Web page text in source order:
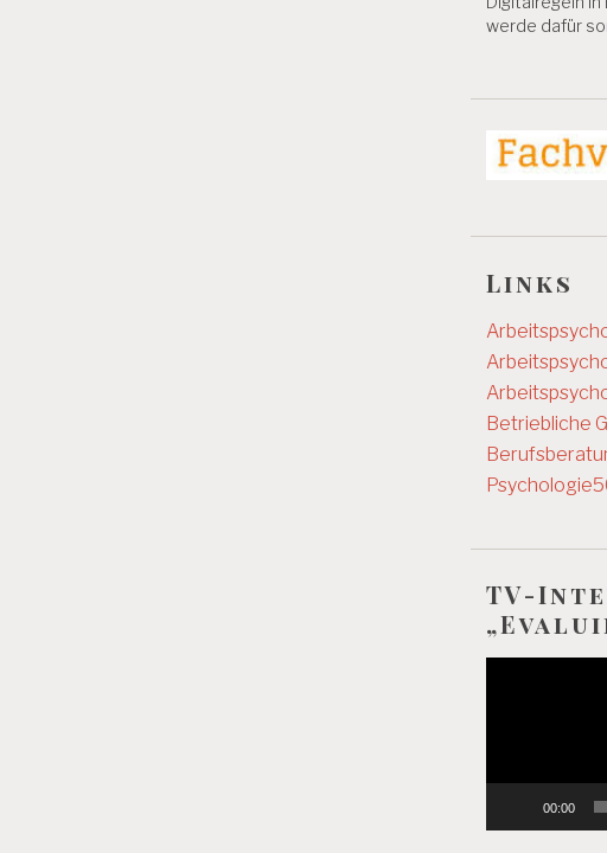
werde dafür
Links
Betriebliche
TV-
00:00